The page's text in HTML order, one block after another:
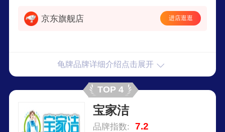
京东旗舰店 进店逛逛
龟牌品牌详细介绍点击展开
TOP 4
宝家洁
品牌指数: 7.2